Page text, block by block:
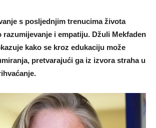
s posljednjim trenucima života
razumijevanje i empatiju. Džuli Mekfaden
kako se kroz edukaciju može
pretvarajući ga iz izvora straha u